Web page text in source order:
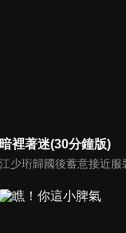
暗裡著迷(30分鐘版)